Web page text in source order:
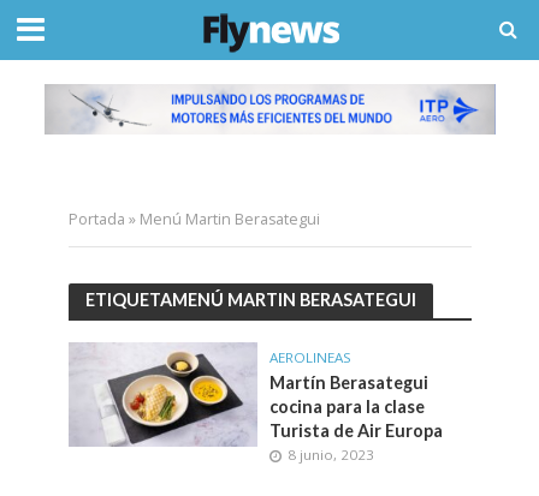
Portada » Menú Martin Berasategui
ETIQUETAMENÚ MARTIN BERASATEGUI
AEROLINEAS
Martín Berasategui
cocina para la clase
Turista de Air Europa
8 junio, 2023